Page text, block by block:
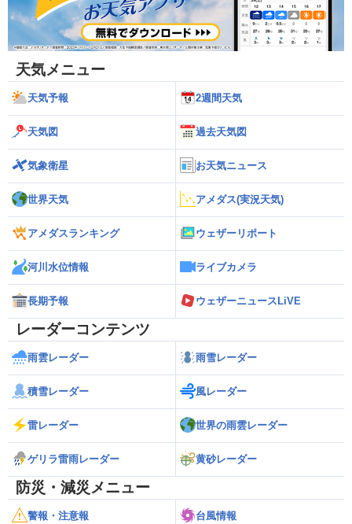
天気メニュー
天気予報 2週間天気
天気図 過去天気図
気象衛星 お天気ニュース
世界天気 アメダス(実況天気)
アメダスランキング ウェザーリポート
河川水位情報 ライブカメラ
長期予報 ウェザーニュースLiVE
レーダーコンテンツ
雨雲レーダー 雨雪レーダー
積雪レーダー 風レーダー
雷レーダー 世界の雨雲レーダー
ゲリラ雷雨レーダー 黄砂レーダー
防災・減災メニュー
警報・注意報 台風情報